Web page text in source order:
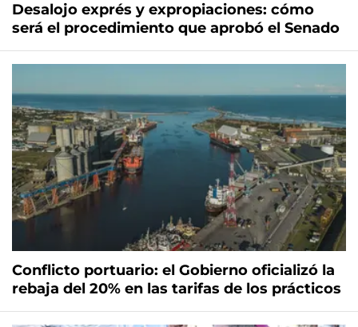
Desalojo exprés y expropiaciones: cómo
será el procedimiento que aprobó el Senado
Conflicto portuario: el Gobierno oficializó la
rebaja del 20% en las tarifas de los prácticos